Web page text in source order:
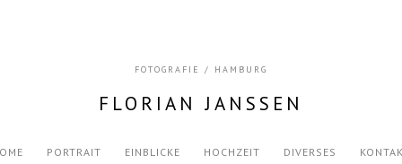
FOTOGRAFIE / HAMBURG
FLORIAN JANSSEN
PORTRAIT EINBLICKE HOCHZEIT DIVERSES